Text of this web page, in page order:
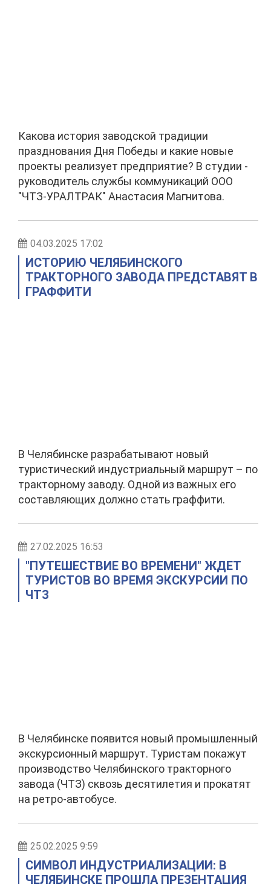
Какова история заводской традиции
празднования Дня Победы и какие новые
проекты реализует предприятие? В студии -
руководитель службы коммуникаций ООО
"ЧТЗ-УРАЛТРАК" Анастасия Магнитова.
04.03.2025 17:02
ИСТОРИЮ ЧЕЛЯБИНСКОГО
ТРАКТОРНОГО ЗАВОДА ПРЕДСТАВЯТ В
ГРАФФИТИ
В Челябинске разрабатывают новый
туристический индустриальный маршрут – по
тракторному заводу. Одной из важных его
составляющих должно стать граффити.
27.02.2025 16:53
"ПУТЕШЕСТВИЕ ВО ВРЕМЕНИ" ЖДЕТ
ТУРИСТОВ ВО ВРЕМЯ ЭКСКУРСИИ ПО
ЧТЗ
В Челябинске появится новый промышленный
экскурсионный маршрут. Туристам покажут
производство Челябинского тракторного
завода (ЧТЗ) сквозь десятилетия и прокатят
на ретро-автобусе.
25.02.2025 9:59
СИМВОЛ ИНДУСТРИАЛИЗАЦИИ: В
ЧЕЛЯБИНСКЕ ПРОШЛА ПРЕЗЕНТАЦИЯ